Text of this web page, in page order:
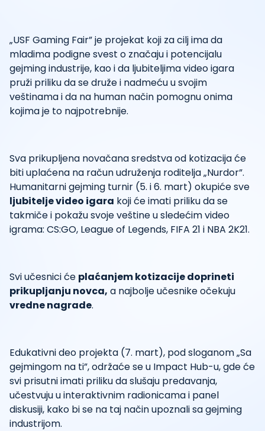
„USF Gaming Fair” je projekat koji za cilj ima da
mladima podigne svest o značaju i potencijalu
gejming industrije, kao i da ljubiteljima video igara
pruži priliku da se druže i nadmeću u svojim
veštinama i da na human način pomognu onima
kojima je to najpotrebnije.
Sva prikupljena novačana sredstva od kotizacija će
biti uplaćena na račun udruženja roditelja „Nurdor”.
Humanitarni gejming turnir (5. i 6. mart) okupiće sve
ljubitelje video igara koji će imati priliku da se
takmiče i pokažu svoje veštine u sledećim video
igrama: CS:GO, League of Legends, FIFA 21 i NBA 2K21.
Svi učesnici će plaćanjem kotizacije doprineti
prikupljanju novca, a najbolje učesnike očekuju
vredne nagrade.
Edukativni deo projekta (7. mart), pod sloganom „Sa
gejmingom na ti”, održaće se u Impact Hub-u, gde će
svi prisutni imati priliku da slušaju predavanja,
učestvuju u interaktivnim radionicama i panel
diskusiji, kako bi se na taj način upoznali sa gejming
industrijom.